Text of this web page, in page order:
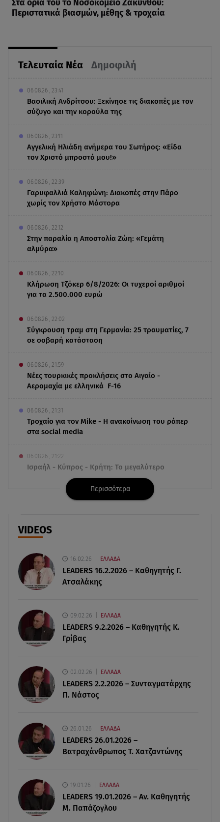
Τελευταία Νέα Δημοφιλή
06.08.26 , 23:41
Βασιλική Ανδρίτσου: Ξεκίνησε τις διακοπές με τον
σύζυγο και την κορούλα της
06.08.26 , 23:11
Αγγελική Ηλιάδη ανήμερα του Σωτήρος: «Είδα
τον Χριστό μπροστά μου!»
06.08.26 , 22:39
Γαρυφαλλιά Καληφώνη: Διακοπές στην Πάρο
χωρίς τον Χρήστο Μάστορα
06.08.26 , 22:12
Στην παραλία η Αποστολία Ζώη: «Γεμάτη
αλμύρα»
06.08.26 , 22:10
Κλήρωση Τζόκερ 6/8/2026: Οι τυχεροί αριθμοί
για τα 2.500.000 ευρώ
06.08.26 , 22:02
Σύγκρουση τραμ στη Γερμανία: 25 τραυματίες, 7
σε σοβαρή κατάσταση
06.08.26 , 21:59
Νέες τουρκικές προκλήσεις στο Αιγαίο -
Αερομαχία με ελληνικά F-16
06.08.26 , 21:31
Τροχαίο για τον Mike - Η ανακοίνωση του ράπερ
στα social media
06.08.26 , 21:22
Ισραήλ - Κύπρος - Κρήτη: Το μεγαλύτερο
υποθαλάσσιο καλώδιο στον κόσμο
Motor Oil: Δωρεά πυροσβεστικών οχημάτων και
Άκης Παυλόπουλος: Η τρυφερή εξομολόγηση
της συζύγου του, Ελένης Φωτοπούλου
ο ρόλος του «συνδέσμου»
06.08.26 , 20:16
06.08.26 , 20:04
Σαμοθράκη: Συγκλονιστική διάσωση 15χρονης
από δύσβατο φαράγγι
06.08.26 , 19:44
Πότε δεν επιβάλλεται φόρος κληρονομιάς σε
τραπεζικές καταθέσεις
Περισσότερα
VIDEOS
16.02.26 ΕΛΛΑΔΑ
LEADERS 16.2.2026 – Καθηγητής Γ.
Ατσαλάκης
09.02.26 ΕΛΛΑΔΑ
LEADERS 9.2.2026 – Καθηγητής Κ.
Γρίβας
02.02.26 ΕΛΛΑΔΑ
LEADERS 2.2.2026 – Συνταγματάρχης
Π. Νάστος
26.01.26 ΕΛΛΑΔΑ
LEADERS 26.01.2026 –
Βατραχάνθρωπος Τ. Χατζαντώνης
19.01.26 ΕΛΛΑΔΑ
LEADERS 19.01.2026 – Αν. Καθηγητής
Μ. Παπάζογλου
Στα όριά του το Νοσοκομείο Ζακύνθου:
Περιστατικά βιασμών, μέθης & τροχαία